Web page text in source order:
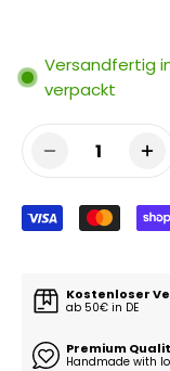
Versandfertig
verpackt
1
Kostenloser
ab 50€ in DE
Premium
Handmade with